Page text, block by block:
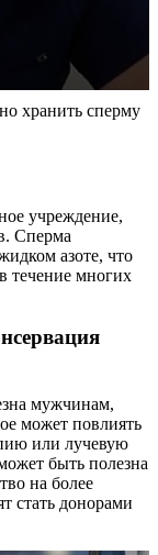
хранить сперму
учреждение,
Сперма
азоте, что
течение многих
мужчинам,
может повлиять
или лучевую
быть полезна
на более
стать донорами